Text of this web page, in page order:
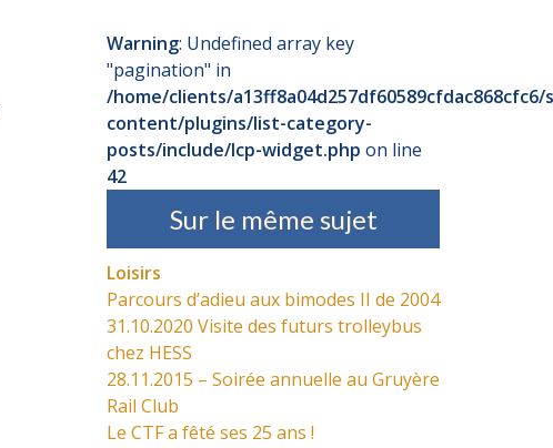
Warning: Undefined array key
"pagination" in
/home/clients/
content/plugins/list-category-
posts/include/lcp-widget.php on line
42
Sur le même sujet
Loisirs
Parcours d’adieu aux bimodes II de 2004
31.10.2020 Visite des futurs trolleybus
chez HESS
28.11.2015 – Soirée annuelle au Gruyère
Rail Club
Le CTF a fêté ses 25 ans !